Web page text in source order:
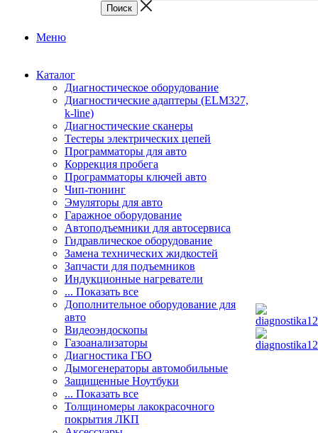
Меню
Каталог
Диагностическое оборудование
Диагностические адаптеры (ELM327,
k-line)
Диагностические сканеры
Тестеры электрических цепей
Программаторы для авто
Коррекция пробега
Программаторы ключей авто
Чип-тюнинг
Эмуляторы для авто
Гаражное оборудование
Автоподъемники для автосервиса
Гидравлическое оборудование
Замена технических жидкостей
Запчасти для подъемников
Индукционные нагреватели
... Показать все
Дополнительное оборудование для
авто
Видеоэндоскопы
Газоанализаторы
Диагностика ГБО
Дымогенераторы автомобильные
Защищенные Ноутбуки
... Показать все
Толщиномеры лакокрасочного
покрытия ЛКП